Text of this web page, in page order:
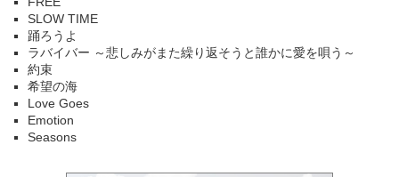
SLOW TIME
踊ろうよ
ラバイバー ～悲しみがまた繰り返そうと誰かに愛を唄う～
約束
希望の海
Love Goes
Emotion
Seasons